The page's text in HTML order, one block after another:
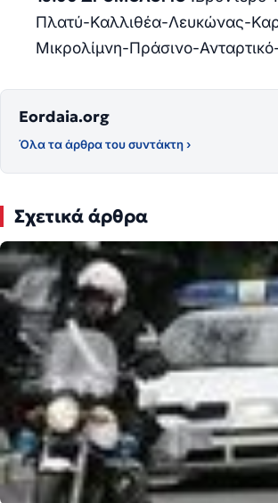
Πλατύ-Καλλιθέα-Λευκώνας-
Μικρολίμνη-Πράσινο-
Eordaia.org
Όλα τα άρθρα του συντάκτη ›
Σχετικά άρθρα